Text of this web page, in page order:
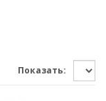
Показать: